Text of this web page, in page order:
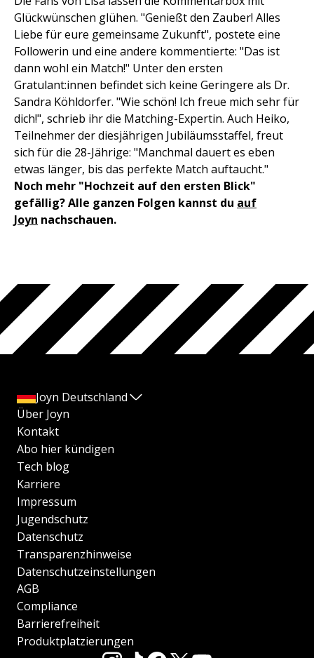
Glückwünschen glühen. "Genießt den Zauber! Alles
Liebe für eure gemeinsame Zukunft", postete eine
Followerin und eine andere kommentierte: "Das ist
dann wohl ein Match!" Unter den ersten
Gratulant:innen befindet sich keine Geringere als Dr.
Sandra Köhldorfer. "Wie schön! Ich freue mich sehr für
dich!", schrieb ihr die Matching-Expertin. Auch Heiko,
Teilnehmer der diesjährigen Jubiläumsstaffel, freut
sich für die 28-Jährige: "Manchmal dauert es eben
etwas länger, bis das perfekte Match auftaucht."
Noch mehr "Hochzeit auf den ersten Blick"
gefällig? Alle ganzen Folgen kannst du auf
Joyn nachschauen.
Joyn Deutschland
Über Joyn
Kontakt
Abo hier kündigen
Tech blog
Karriere
Impressum
Jugendschutz
Datenschutz
Transparenzhinweise
Datenschutzeinstellungen
AGB
Compliance
Barrierefreiheit
Produktplatzierungen